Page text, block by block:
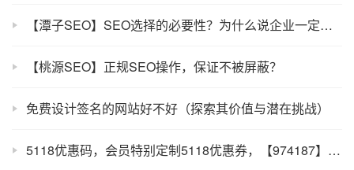
【潭子SEO】SEO选择的必要性？为什么说企业一定要选择SEO
【桃源SEO】正规SEO操作，保证不被屏蔽？
免费设计签名的网站好不好（探索其价值与潜在挑战）
5118优惠码，会员特别定制5118优惠券，【974187】SEO工具必备